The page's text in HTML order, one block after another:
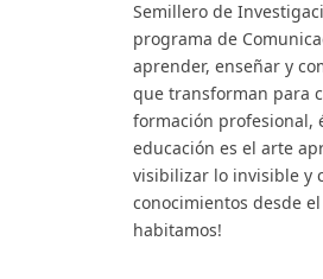
Semillero de
programa de
aprender, enseñar y
que transforman para
formación profesional,
educación es el arte
visibilizar lo invisible y
conocimientos desde
habitamos!